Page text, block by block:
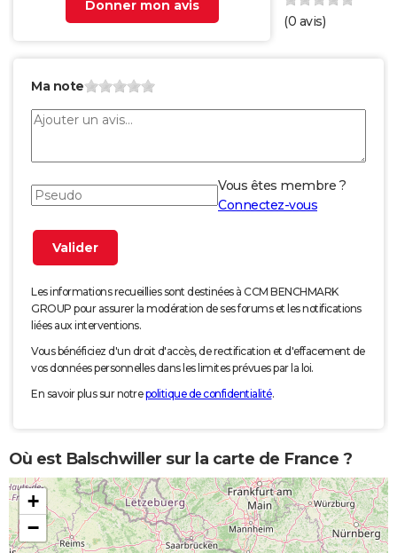
Donner mon avis
(0 avis)
Ma note
Vous êtes membre ?
Connectez-vous
Les informations recueillies sont destinées à CCM BENCHMARK
GROUP pour assurer la modération de ses forums et les notifications
liées aux interventions.
Vous bénéficiez d'un droit d'accès, de rectification et d'effacement de
vos données personnelles dans les limites prévues par la loi.
En savoir plus sur notrepolitique de confidentialité.
Où est Balschwiller sur la carte de France ?
+
−